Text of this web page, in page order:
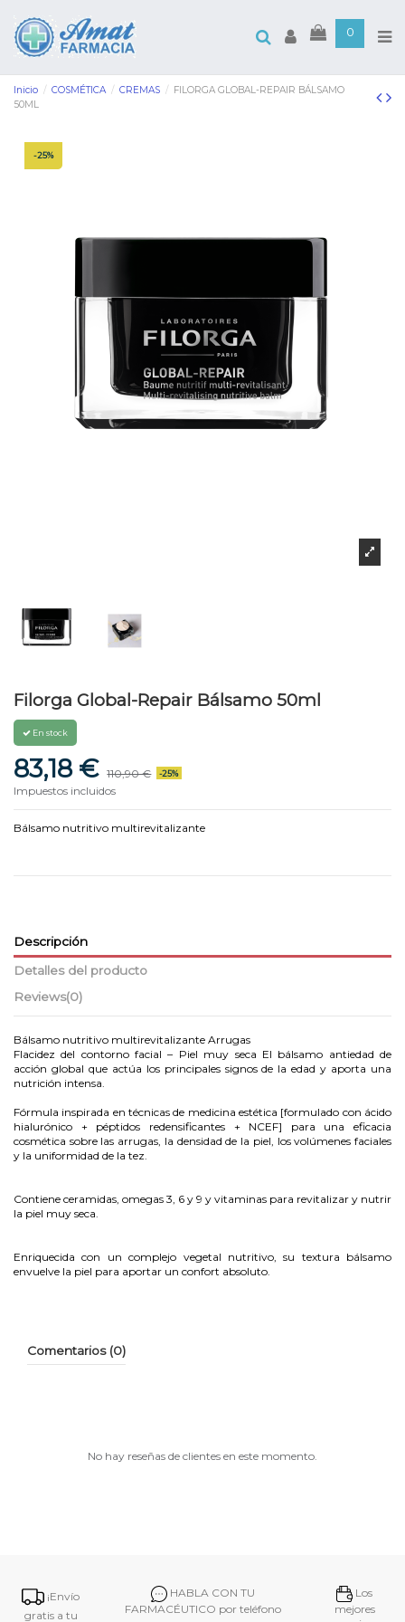
0
Inicio COSMÉTICA CREMAS
FILORGA GLOBAL-REPAIR BÁLSAMO
50ML
-25%
Filorga Global-Repair Bálsamo 50ml
En stock
83,18 € 110,90 € -25%
Impuestos incluidos
Bálsamo nutritivo multirevitalizante
Descripción
Detalles del producto
Reviews(0)
Bálsamo nutritivo multirevitalizante Arrugas
Flacidez del contorno facial – Piel muy seca El bálsamo antiedad de
acción global que actúa los principales signos de la edad y aporta una
nutrición intensa.
Fórmula inspirada en técnicas de medicina estética [formulado con ácido
hialurónico + péptidos redensificantes + NCEF] para una eficacia
cosmética sobre las arrugas, la densidad de la piel, los volúmenes faciales
y la uniformidad de la tez.
Contiene ceramidas, omegas 3, 6 y 9 y vitaminas para revitalizar y nutrir
la piel muy seca.
Enriquecida con un complejo vegetal nutritivo, su textura bálsamo
envuelve la piel para aportar un confort absoluto.
Comentarios (0)
No hay reseñas de clientes en este momento.
¡Envío
gratis a tu
HABLA CON TU
FARMACÉUTICO por teléfono
Los
mejores